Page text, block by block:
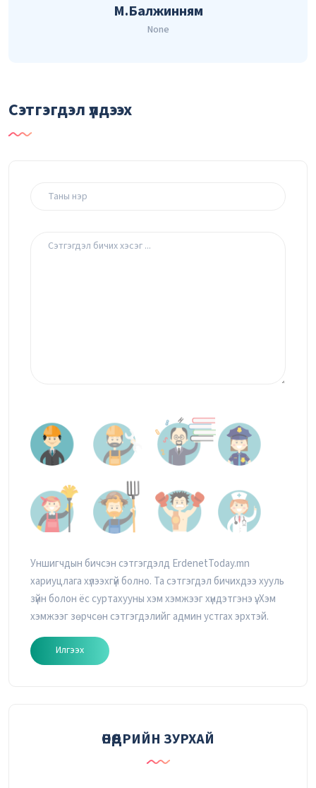
М.Балжинням
None
Сэтгэгдэл үлдээх
Уншигчдын бичсэн сэтгэгдэлд ErdenetToday.mn
хариуцлага хүлээхгүй болно. Та сэтгэгдэл бичихдээ хууль
зүйн болон ёс суртахууны хэм хэмжээг хүндэтгэнэ үү. Хэм
хэмжээг зөрчсөн сэтгэгдэлийг админ устгах эрхтэй.
Илгээх
ӨНӨӨДРИЙН ЗУРХАЙ